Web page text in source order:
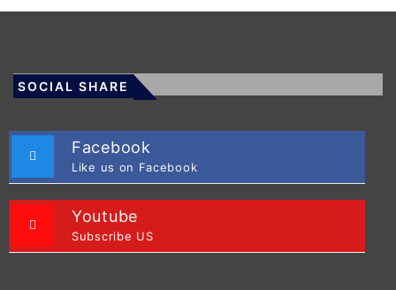
SOCIAL SHARE
Facebook
Like us on Facebook
Youtube
Subscribe US